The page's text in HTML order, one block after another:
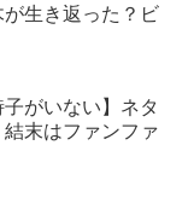
生き返った？ビ
子がいない】ネタ
末はファンファ